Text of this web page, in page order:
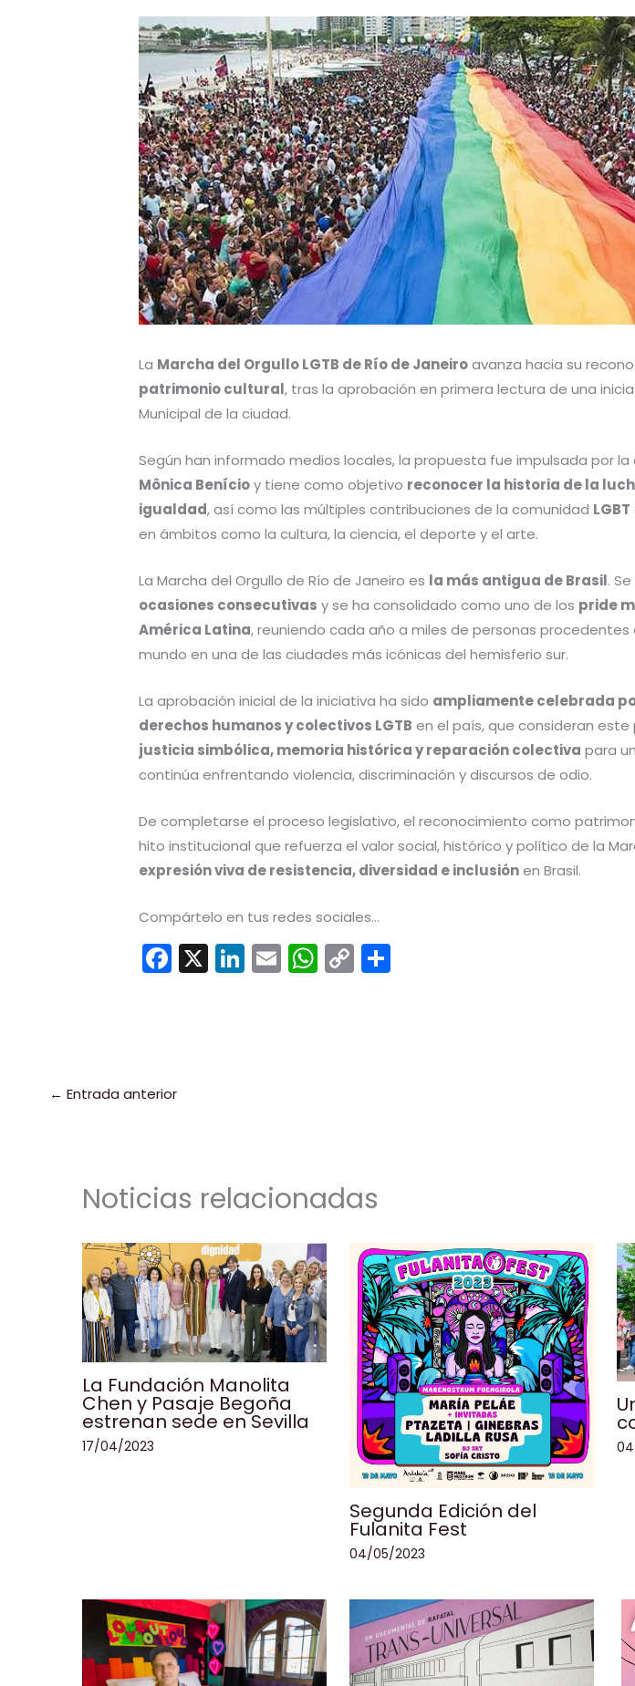
La Marcha del Orgullo LGTB de Río de Janeiroavanza hacia su
patrimonio cultural, tras la aprobación en primera lectura de una
Municipal de la ciudad.
Según han informado medios locales, la propuesta fue impulsada por
Mônica Benícioy tiene como objetivo reconocer la historia de la
igualdad, así como las múltiples contribuciones de la comunidad LGBT
en ámbitos como la cultura, la ciencia, el deporte y el arte.
La Marcha del Orgullo de Río de Janeiro es la más antigua de Brasil.
ocasiones consecutivas y se ha consolidado como uno de los pride
América Latina, reuniendo cada año a miles de personas
mundo en una de las ciudades más icónicas del hemisferio sur.
La aprobación inicial de la iniciativa ha sido ampliamente celebrada
derechos humanos y colectivos LGTB en el país, que consideran
justicia simbólica, memoria histórica y reparación colectiva para
continúa enfrentando violencia, discriminación y discursos de odio.
De completarse el proceso legislativo, el reconocimiento como
hito institucional que refuerza el valor social, histórico y político de la
expresión viva de resistencia, diversidad e inclusiónen Brasil.
Compártelo en tus redes sociales...
F
a
o
X Li
n
E
m
W
h
C
o
← Entrada anterior
Noticias relacionadas
La Fundación Manolita
Chen y Pasaje Begoña
estrenan sede en Sevilla
17/04/2023
Segunda Edición del
Fulanita Fest
04/05/2023